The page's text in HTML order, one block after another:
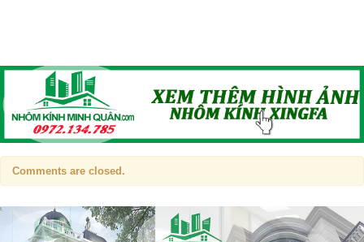
Comments are closed.